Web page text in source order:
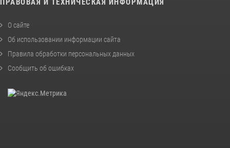
ПРАВОВАЯ И ТЕХНИЧЕСКАЯ ИНФОРМАЦИЯ
О сайте
Об использовании информации сайта
Правила обработки персональных данных
Сообщить об ошибках